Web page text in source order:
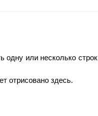
или несколько строк
отрисовано здесь.